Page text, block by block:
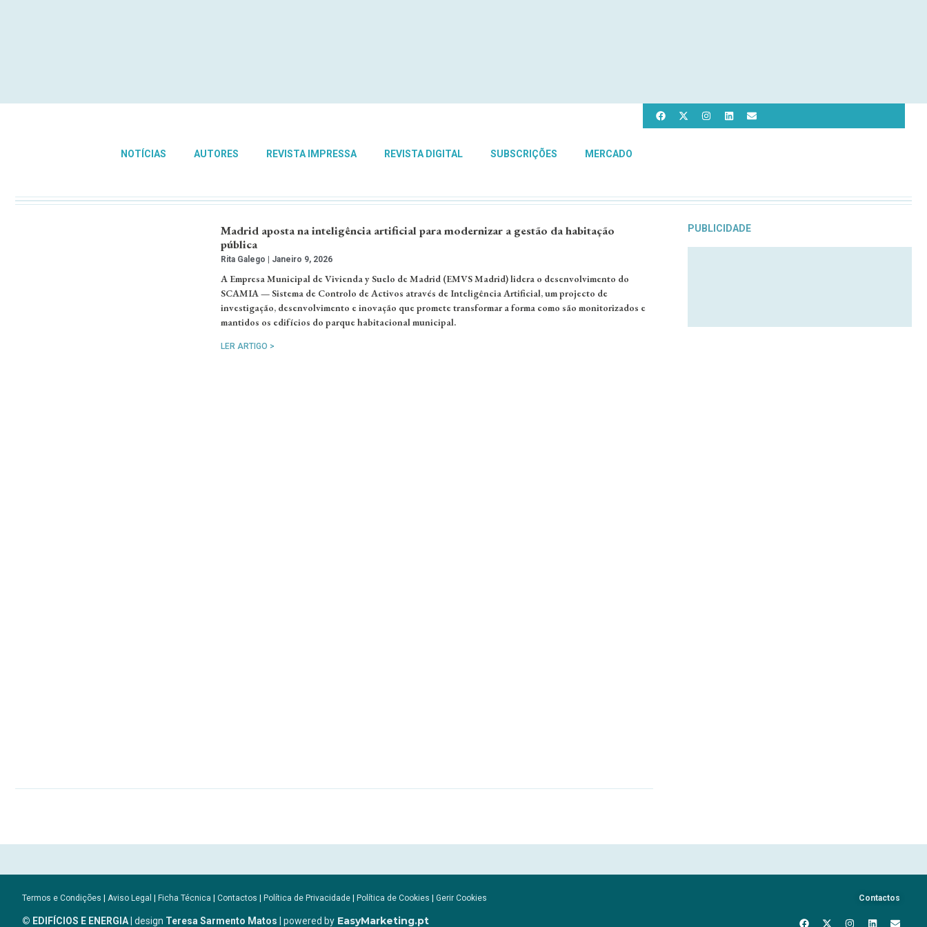
NOTÍCIAS AUTORES REVISTA IMPRESSA REVISTA DIGITAL SUBSCRIÇÕES MERCADO
Madrid aposta na inteligência artificial para modernizar a gestão da habitação
pública
Rita Galego Janeiro 9, 2026
A Empresa Municipal de Vivienda y Suelo de Madrid (EMVS Madrid) lidera o desenvolvimento do
SCAMIA — Sistema de Controlo de Activos através de Inteligência Artificial, um projecto de
investigação, desenvolvimento e inovação que promete transformar a forma como são monitorizados e
mantidos os edifícios do parque habitacional municipal.
LER ARTIGO >
PUBLICIDADE
Termos e Condições | Aviso Legal | Ficha Técnica | Contactos | Política de Privacidade | Política de Cookies | Gerir Cookies
© EDIFÍCIOS E ENERGIA| design Teresa Sarmento Matos | powered by EasyMarketing.pt
Contactos